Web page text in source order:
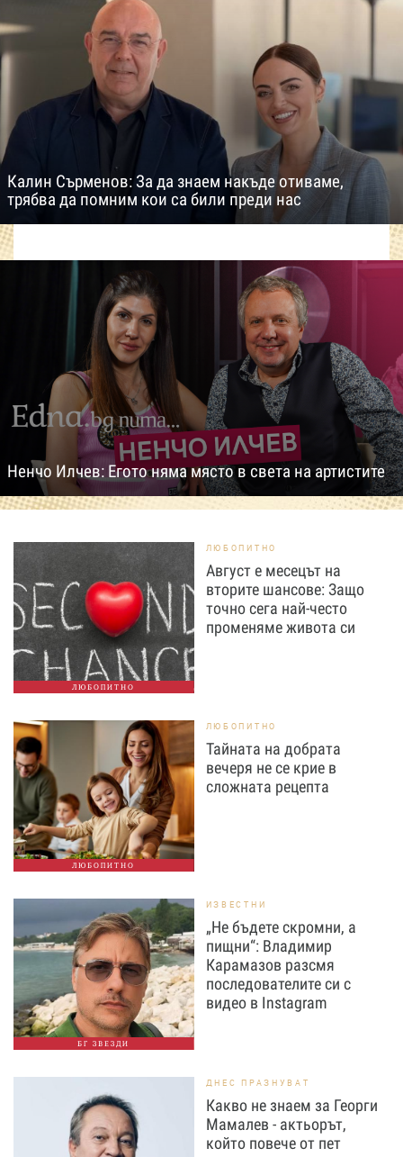
Калин Сърменов: За да знаем накъде отиваме,
трябва да помним кои са били преди нас
Ненчо Илчев: Егото няма място в света на артистите
ЛЮБОПИТНО
ЛЮБОПИТНО
Август е месецът на
вторите шансове: Защо
точно сега най-често
променяме живота си
ЛЮБОПИТНО
ЛЮБОПИТНО
Тайната на добрата
вечеря не се крие в
сложната рецепта
БГ ЗВЕЗДИ
ИЗВЕСТНИ
„Не бъдете скромни, а
пищни“: Владимир
Карамазов разсмя
последователите си с
видео в Instagram
ДНЕС ПРАЗНУВАТ
Какво не знаем за Георги
Мамалев - актьорът,
който повече от пет